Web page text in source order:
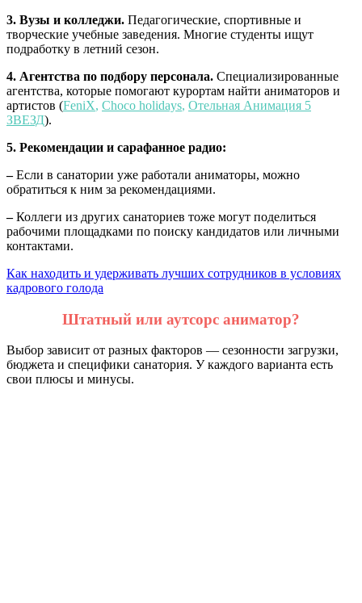
3. Вузы и колледжи. Педагогические, спортивные и
творческие учебные заведения. Многие студенты ищут
подработку в летний сезон.
4. Агентства по подбору персонала. Специализированные
агентства, которые помогают курортам найти аниматоров и
артистов (FeniX, Choco holidays, Отельная Анимация 5
ЗВЕЗД).
5. Рекомендации и сарафанное радио:
–Если в санатории уже работали аниматоры, можно
обратиться к ним за рекомендациями.
–Коллеги из других санаториев тоже могут поделиться
рабочими площадками по поиску кандидатов или личными
контактами.
Как находить и удерживать лучших сотрудников в условиях
кадрового голода
Штатный или аутсорс аниматор?
Выбор зависит от разных факторов — сезонности загрузки,
бюджета и специфики санатория. У каждого варианта есть
свои плюсы и минусы.